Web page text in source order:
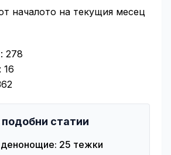
началото на текущия месец
278
16
статии
25 тежки